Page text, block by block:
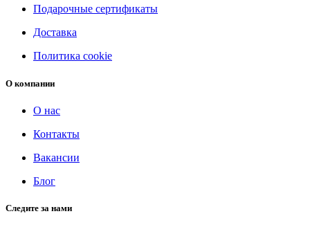
Подарочные сертификаты
Доставка
Политика cookie
О компании
О нас
Контакты
Вакансии
Блог
Следите за нами